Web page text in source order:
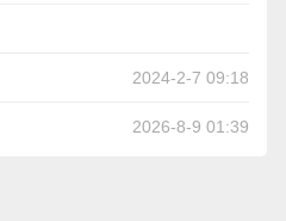
2024-2-7 09:18
2026-8-9 01:39